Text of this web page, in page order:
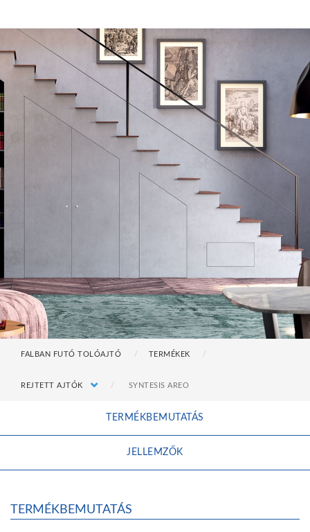
FALBAN FUTÓ TOLÓAJTÓ TERMÉKEK
REJTETT AJTÓK SYNTESIS AREO
TERMÉKBEMUTATÁS
JELLEMZŐK
TERMÉKBEMUTATÁS